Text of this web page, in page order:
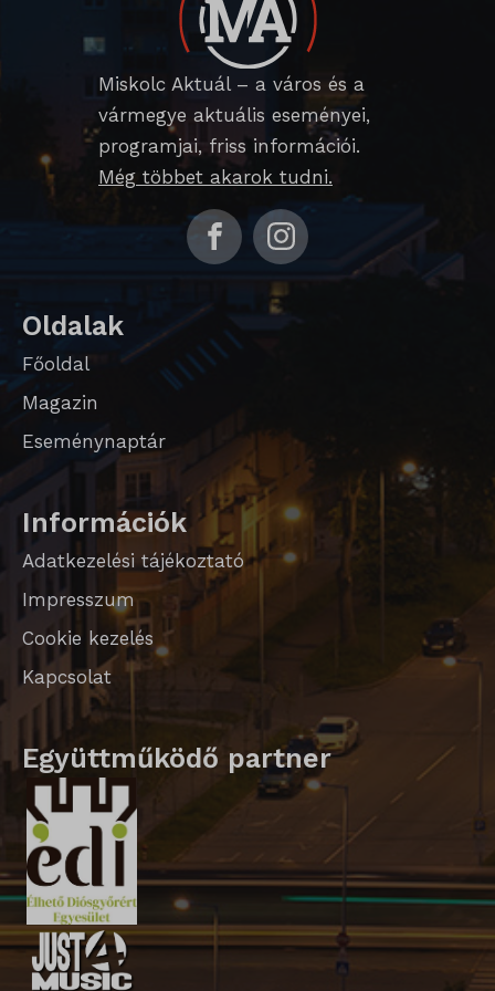
Miskolc Aktuál – a város és a
vármegye aktuális eseményei,
programjai, friss információi.
Még többet akarok tudni.
Oldalak
Főoldal
Magazin
Eseménynaptár
Információk
Adatkezelési tájékoztató
Impresszum
Cookie kezelés
Kapcsolat
Együttműködő partner
cookieyes-consent
litespeed_qc_hide_banner
SL_GWPT_Show_Hide_tmp
SLO_GWPT_Show_Hide_tmp
SLO_wptGlobTipTmp
sm_spd_caution
ssm_au_c